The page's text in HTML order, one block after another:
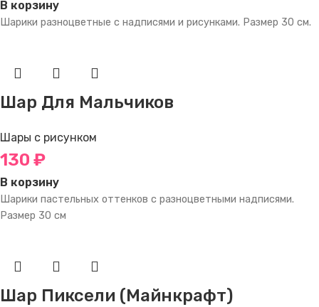
В корзину
Шарики разноцветные с надписями и рисунками. Размер 30 см.
Шар Для Мальчиков
Шары с рисунком
130 ₽
В корзину
Шарики пастельных оттенков с разноцветными надписями.
Размер 30 см
Шар Пиксели (Майнкрафт)